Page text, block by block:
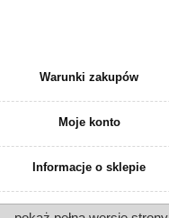
Warunki zakupów
Moje konto
Informacje o sklepie